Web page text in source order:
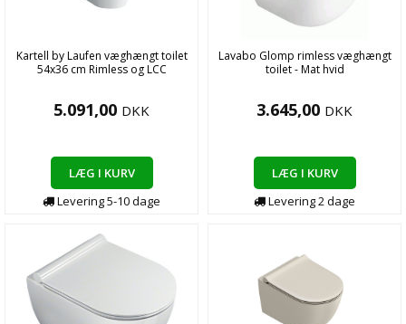
Kartell by Laufen væghængt toilet
54x36 cm Rimless og LCC
5.091,00 DKK
LÆG I KURV
Levering5-10dage
Lavabo Glomp rimless væghængt
toilet - Mat hvid
3.645,00 DKK
LÆG I KURV
Levering2dage